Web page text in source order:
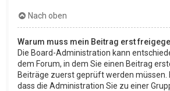
Nach oben
Warum muss mein Beitrag erst
Die Board-Administration kann
dem Forum, in dem Sie einen Beitrag
Beiträge zuerst geprüft werden müssen.
dass die Administration Sie zu einer